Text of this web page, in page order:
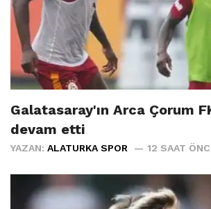
Galatasaray'ın Arca Çorum
devam etti
YAZAN: ALATURKA SPOR 12 SAAT